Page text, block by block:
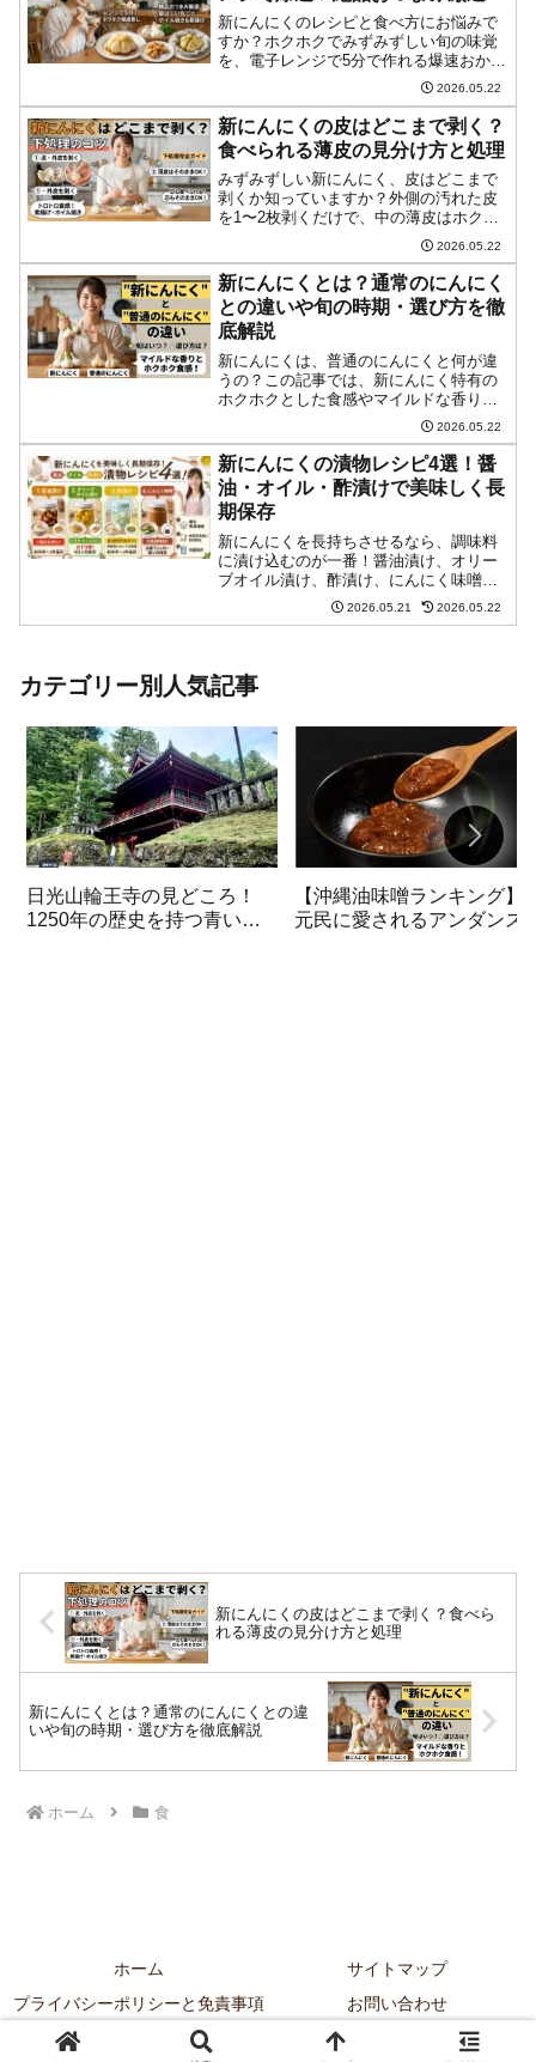
新にんにくのレシピと食べ方にお悩みで
すか？ホクホクでみずみずしい旬の味覚
を、電子レンジで5分で作れる爆速おかず
から、香ばしい素揚げ・ホイル焼きまで
厳選紹介！使い切れない時の長期保存方
法も必見です。
2026.05.22
新にんにくの皮はどこまで剥く？
食べられる薄皮の見分け方と処理
みずみずしい新にんにく、皮はどこまで
剥くか知っていますか？外側の汚れた皮
を1〜2枚剥くだけで、中の薄皮はホクホ
ク美味しく食べられます！「どこからが
薄皮？」という見分け方のサインや、気
になる芯の処理、ニオイを抑えるコツを
まとめました。
2026.05.22
新にんにくとは？通常のにんにく
との違いや旬の時期・選び方を徹
底解説
新にんにくは、普通のにんにくと何が違
うの？この記事では、新にんにく特有の
ホクホクとした食感やマイルドな香りの
理由から、スーパーで見かける旬の時
期、新鮮なものの選び方まで詳しく解説
します。美味しい食べ方や皮の剥き方も
紹介しているので、初夏の味覚を存分に
楽しみたい方は必見です！
2026.05.22
新にんにくの漬物レシピ4選！醤
油・オイル・酢漬けで美味しく長
期保存
新にんにくを長持ちさせるなら、調味料
に漬け込むのが一番！醤油漬け、オリー
ブオイル漬け、酢漬け、にんにく味噌の
失敗しない作り方を解説します。カビを
防ぐコツや日持ちの目安、毎日の料理が
2026.05.21 2026.05.22
カテゴリー別人気記事
日光山輪王寺の見どころ！
1250年の歴史を持つ青い開
【沖縄油味噌ランキング】
元民に愛されるアンダンス
新にんにくの皮はどこまで剥く？食べら
れる薄皮の見分け方と処理
新にんにくとは？通常のにんにくとの違
いや旬の時期・選び方を徹底解説
ホーム 食
ホーム
サイトマップ
プライバシーポリシーと免責事項
お問い合わせ
© 2018 orange-channel.